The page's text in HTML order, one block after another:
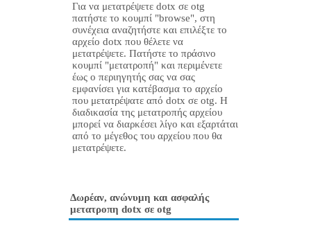
Για να μετατρέψετε dotx σε otg
πατήστε το κουμπί "browse", στη
συνέχεια αναζητήστε και επιλέξτε το
αρχείο dotx που θέλετε να
μετατρέψετε. Πατήστε το πράσινο
κουμπί "μετατροπή" και περιμένετε
έως ο περιηγητής σας να σας
εμφανίσει για κατέβασμα το αρχείο
που μετατρέψατε από dotx σε otg. Η
διαδικασία της μετατροπής αρχείου
μπορεί να διαρκέσει λίγο και εξαρτάται
από το μέγεθος του αρχείου που θα
μετατρέψετε.
Δωρέαν, ανώνυμη και ασφαλής
μετατροπη dotx σε otg